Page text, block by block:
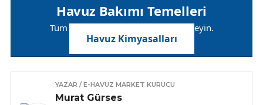
Havuz Bakımı Temelleri
Tüm havuz kimyasal çeşitlerini inceleyin.
Havuz Kimyasalları
YAZAR / E-HAVUZ MARKET KURUCU
Murat Gürses